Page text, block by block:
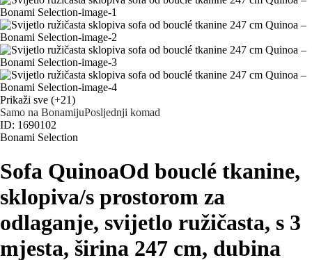
Prikaži sve (+21)
Samo na BonamijuPosljednji komad
ID: 1690102
Bonami Selection
Sofa QuinoaOd bouclé tkanine,
sklopiva/s prostorom za
odlaganje, svijetlo ružičasta, s 3
mjesta, širina 247 cm, dubina